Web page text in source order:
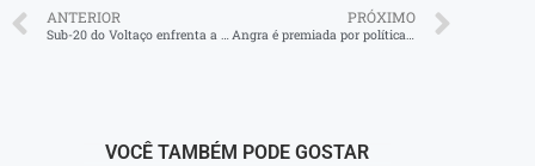
ANTERIOR
Sub-20 do Voltaço enfrenta a Portuguesa na Taça Rio
PRÓXIMO
Angra é premiada por políticas educacionais de igualdade racial
VOCÊ TAMBÉM PODE GOSTAR